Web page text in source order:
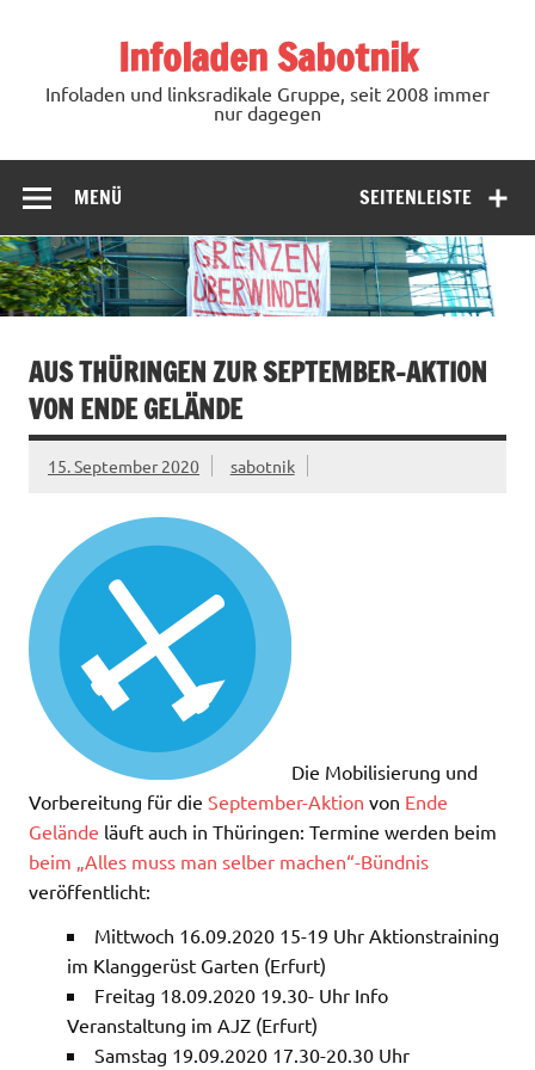
Infoladen Sabotnik
Infoladen und linksradikale Gruppe, seit 2008 immer
nur dagegen
SEITENLEISTE
MENÜ
AUS THÜRINGEN ZUR SEPTEMBER-AKTION
VON ENDE GELÄNDE
15. September 2020 sabotnik
Die Mobilisierung und
Vorbereitung für die September-Aktion von Ende
Gelände läuft auch in Thüringen: Termine werden beim
beim „Alles muss man selber machen“-Bündnis
veröffentlicht:
Mittwoch 16.09.2020 15-19 Uhr Aktionstraining
im Klanggerüst Garten (Erfurt)
Freitag 18.09.2020 19.30- Uhr Info
Veranstaltung im AJZ (Erfurt)
Samstag 19.09.2020 17.30-20.30 Uhr